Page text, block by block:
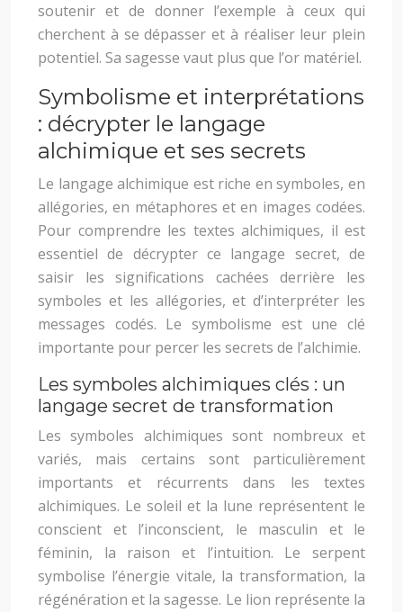
soutenir et de donner l’exemple à ceux qui
cherchent à se dépasser et à réaliser leur plein
potentiel. Sa sagesse vaut plus que l’or matériel.
Symbolisme et interprétations
: décrypter le langage
alchimique et ses secrets
Le langage alchimique est riche en symboles, en
allégories, en métaphores et en images codées.
Pour comprendre les textes alchimiques, il est
essentiel de décrypter ce langage secret, de
saisir les significations cachées derrière les
symboles et les allégories, et d’interpréter les
messages codés. Le symbolisme est une clé
importante pour percer les secrets de l’alchimie.
Les symboles alchimiques clés : un
langage secret de transformation
Les symboles alchimiques sont nombreux et
variés, mais certains sont particulièrement
importants et récurrents dans les textes
alchimiques. Le soleil et la lune représentent le
conscient et l’inconscient, le masculin et le
féminin, la raison et l’intuition. Le serpent
symbolise l’énergie vitale, la transformation, la
régénération et la sagesse. Le lion représente la